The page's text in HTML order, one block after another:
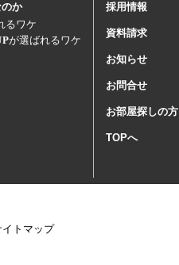
か
るワケ
が選ばれるワケ
採用情報
資料請求
お知らせ
お問合せ
お部屋探しの方
TOPへ
イトマップ